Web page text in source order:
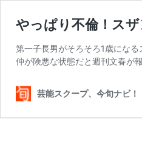
やっぱり不倫！ス
第一子長男がそろそろ1歳にな
仲が険悪な状態だと週刊文春
芸能スクープ、今旬ナビ！